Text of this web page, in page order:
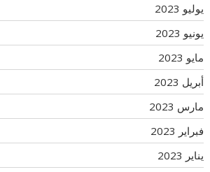
يوليو 2023
يونيو 2023
مايو 2023
أبريل 2023
مارس 2023
فبراير 2023
يناير 2023